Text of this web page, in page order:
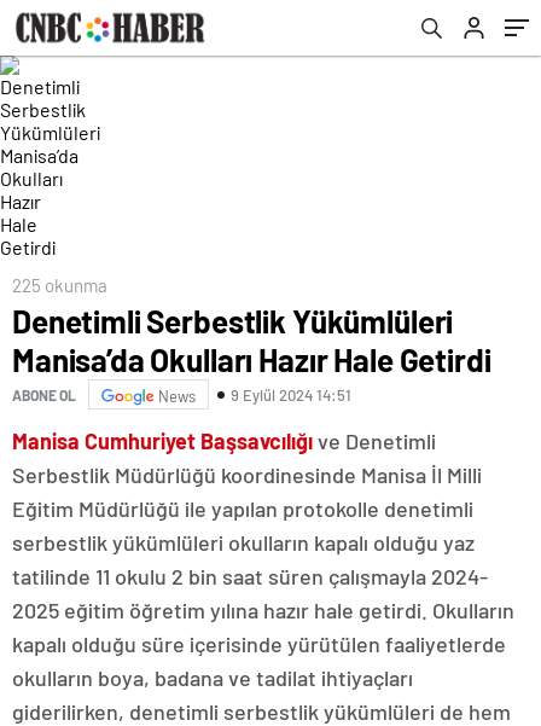
225 okunma
Denetimli Serbestlik Yükümlüleri
Manisa’da Okulları Hazır Hale Getirdi
ABONE OL News 9 Eylül 2024 14:51
Manisa Cumhuriyet Başsavcılığıve Denetimli
Serbestlik Müdürlüğü koordinesinde Manisa İl Milli
Eğitim Müdürlüğü ile yapılan protokolle denetimli
serbestlik yükümlüleri okulların kapalı olduğu yaz
tatilinde 11 okulu 2 bin saat süren çalışmayla 2024-
2025 eğitim öğretim yılına hazır hale getirdi. Okulların
kapalı olduğu süre içerisinde yürütülen faaliyetlerde
okulların boya, badana ve tadilat ihtiyaçları
giderilirken, denetimli serbestlik yükümlüleri de hem